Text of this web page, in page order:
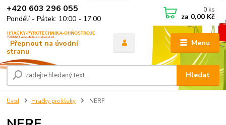
Menu
Hledat
+420 603 296 055
Pondělí - Pátek: 10:00 - 17:00
0 ks
za 0,00 Kč
Úvod Hračky pro kluky NERF